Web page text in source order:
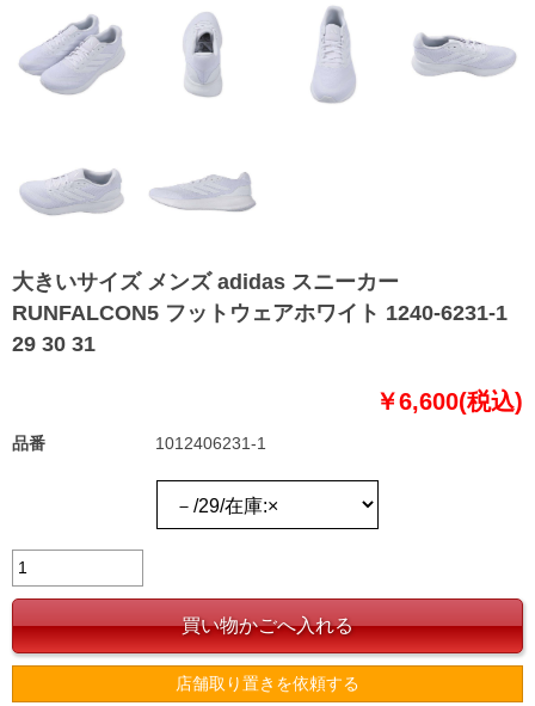
大きいサイズ メンズ adidas スニーカー
RUNFALCON5 フットウェアホワイト 1240-6231-1
29 30 31
￥6,600(税込)
品番 1012406231-1
店舗取り置きを依頼する